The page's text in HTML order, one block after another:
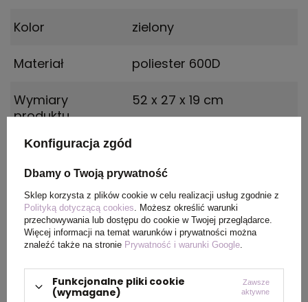
Kolor zielony
Materiał poliester 600D
Wymiary
produktu
52 x 27 x 19 cm
PAKOWANIE
Wymiary
kartonu
49,5 x 30,5 x 31 cm
Waga
11
Konfiguracja zgód
Dbamy o Twoją prywatność
Sklep korzysta z plików cookie w celu realizacji usług zgodnie z
Polityką dotyczącą cookies . Możesz określić warunki
przechowywania lub dostępu do cookie w Twojej przeglądarce.
Więcej informacji na temat warunków i prywatności można
znaleźć także na stronie Prywatność i warunki Google
Funkcjonalne pliki cookie
(wymagane)
Zawsze
aktywne